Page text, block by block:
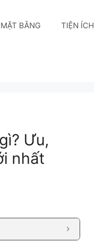
MẶT BẰNG TIỆN ÍCH
Ưu,
nhất